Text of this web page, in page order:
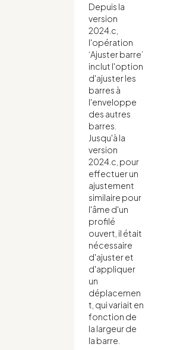
Depuis la
version
2024.c,
l'opération
‘Ajuster barre’
inclut l'option
d'ajuster les
barres à
l'enveloppe
des autres
barres.
Jusqu'à la
version
2024.c, pour
effectuer un
ajustement
similaire pour
l'âme d'un
profilé
ouvert, il était
nécessaire
d'ajuster et
d'appliquer
un
déplacemen
t, qui variait en
fonction de
la largeur de
la barre.